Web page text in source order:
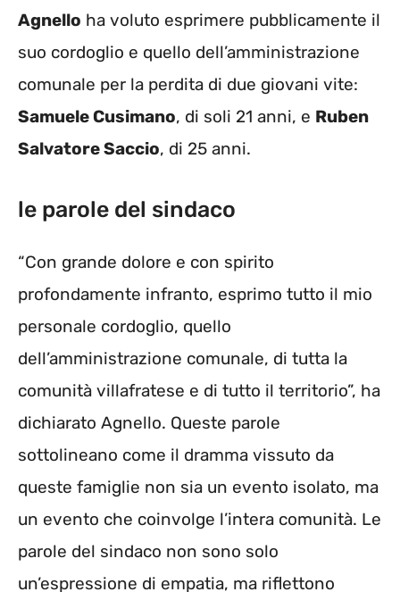
Agnello ha voluto esprimere pubblicamente il
suo cordoglio e quello dell’amministrazione
comunale per la perdita di due giovani vite:
Samuele Cusimano, di soli 21 anni, e Ruben
Salvatore Saccio, di 25 anni.
le parole del sindaco
“Con grande dolore e con spirito
profondamente infranto, esprimo tutto il mio
personale cordoglio, quello
dell’amministrazione comunale, di tutta la
comunità villafratese e di tutto il territorio”, ha
dichiarato Agnello. Queste parole
sottolineano come il dramma vissuto da
queste famiglie non sia un evento isolato, ma
un evento che coinvolge l’intera comunità. Le
parole del sindaco non sono solo
un’espressione di empatia, ma riflettono